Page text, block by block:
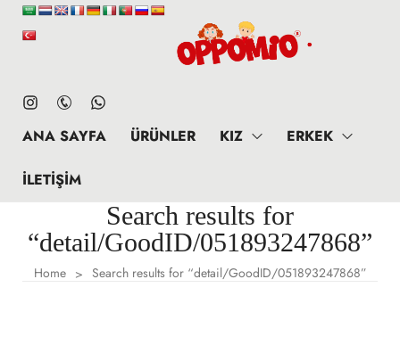
ANA SAYFA ÜRÜNLER KIZ ERKEK
İLETIŞIM
Search results for
“detail/GoodID/051893247868”
Home > Search results for “detail/GoodID/051893247868”